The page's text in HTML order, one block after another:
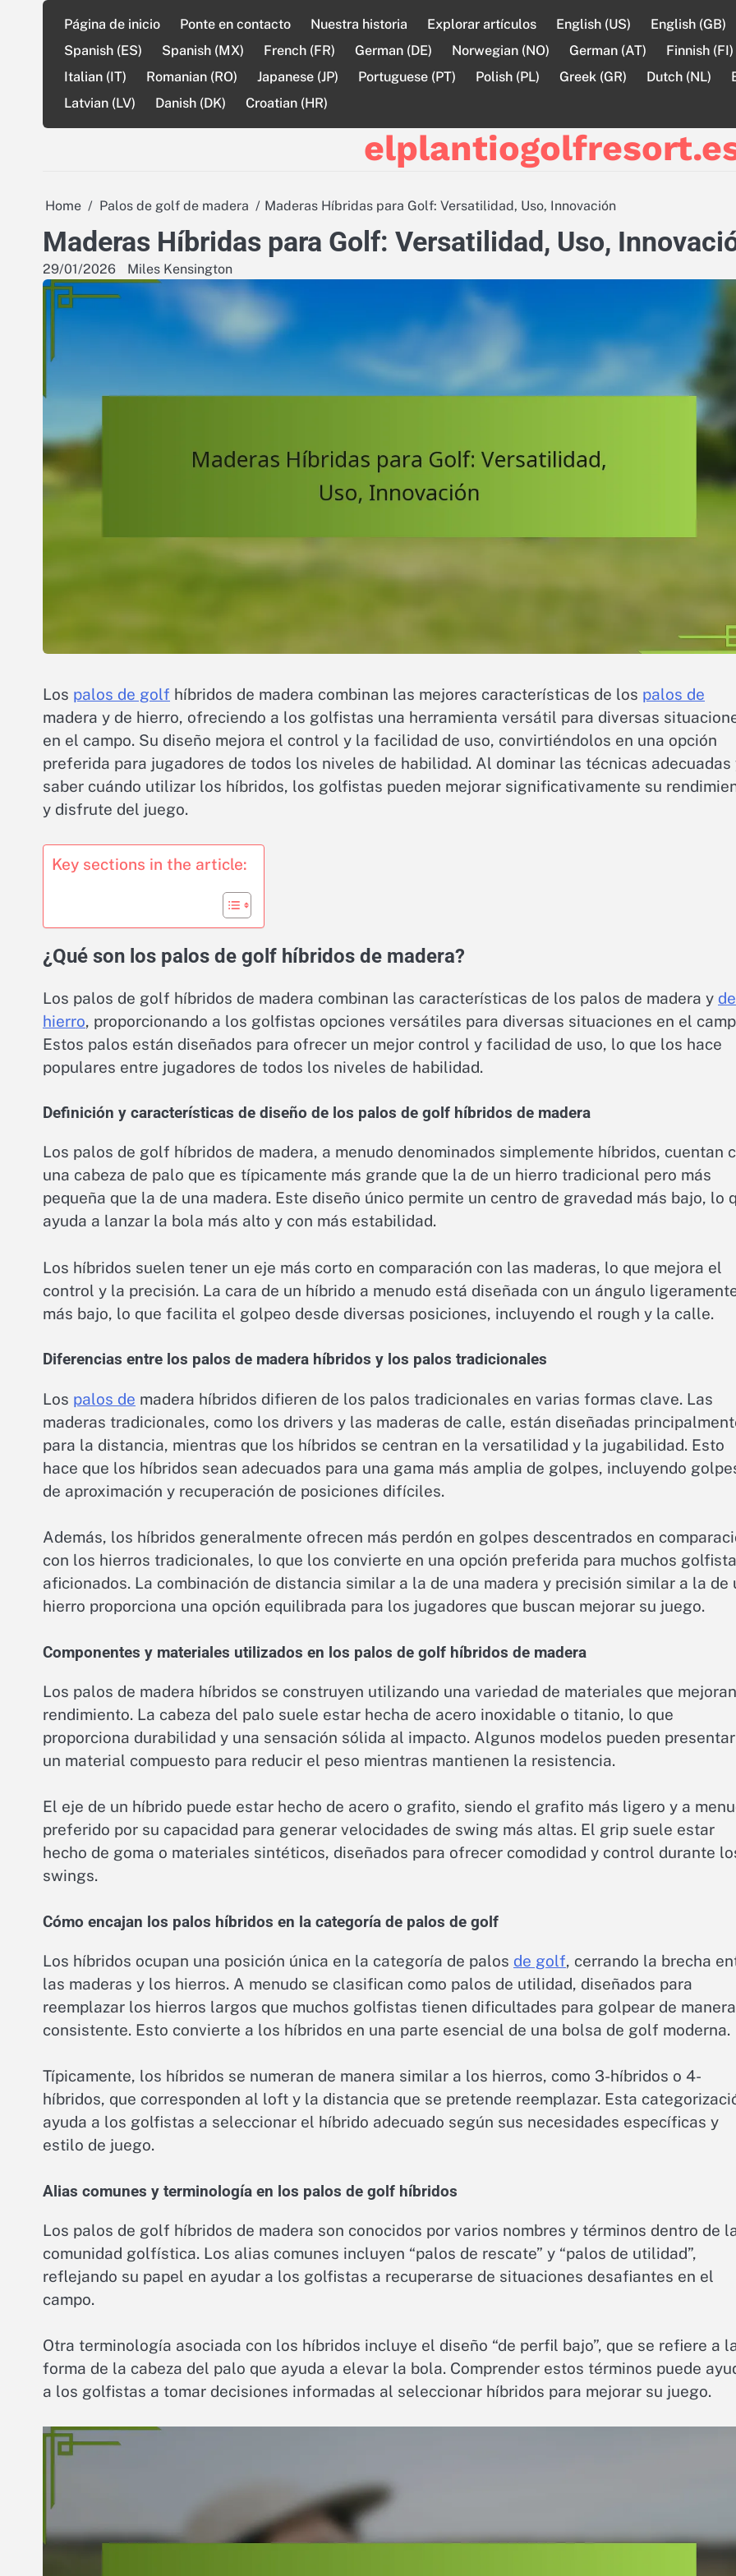
Página de inicio Ponte en contacto Nuestra historia Explorar artículos English (US) English (GB)
Spanish (ES)
Spanish (MX) French (FR) German (DE) Norwegian (NO) German (AT) Finnish (FI)
Italian (IT)
Romanian (RO) Japanese (JP) Portuguese (PT) Polish (PL) Greek (GR) Dutch (NL)
Latvian (LV)
Danish (DK) Croatian (HR)
Home Palos de golf de madera Maderas Híbridas para Golf: Versatilidad, Uso, Innovación
Maderas Híbridas para Golf: Versatilidad, Uso,
29/01/2026 Miles Kensington
Los palos de golf híbridos de madera combinan las mejores características de los palos de
madera y de hierro, ofreciendo a los golfistas una herramienta versátil para diversas
en el campo. Su diseño mejora el control y la facilidad de uso, convirtiéndolos en una opción
preferida para jugadores de todos los niveles de habilidad. Al dominar las técnicas adecuadas
saber cuándo utilizar los híbridos, los golfistas pueden mejorar significativamente su
y disfrute del juego.
Key sections in the article:
¿Qué son los palos de golf híbridos de madera?
Los palos de golf híbridos de madera combinan las características de los palos de madera y de
hierro, proporcionando a los golfistas opciones versátiles para diversas situaciones en el
Estos palos están diseñados para ofrecer un mejor control y facilidad de uso, lo que los hace
populares entre jugadores de todos los niveles de habilidad.
Definición y características de diseño de los palos de golf híbridos de madera
Los palos de golf híbridos de madera, a menudo denominados simplemente híbridos, cuentan
una cabeza de palo que es típicamente más grande que la de un hierro tradicional pero más
pequeña que la de una madera. Este diseño único permite un centro de gravedad más bajo, lo
ayuda a lanzar la bola más alto y con más estabilidad.
Los híbridos suelen tener un eje más corto en comparación con las maderas, lo que mejora el
control y la precisión. La cara de un híbrido a menudo está diseñada con un ángulo
más bajo, lo que facilita el golpeo desde diversas posiciones, incluyendo el rough y la calle.
Diferencias entre los palos de madera híbridos y los palos tradicionales
Los palos de madera híbridos difieren de los palos tradicionales en varias formas clave. Las
maderas tradicionales, como los drivers y las maderas de calle, están diseñadas
para la distancia, mientras que los híbridos se centran en la versatilidad y la jugabilidad. Esto
hace que los híbridos sean adecuados para una gama más amplia de golpes, incluyendo
de aproximación y recuperación de posiciones difíciles.
Además, los híbridos generalmente ofrecen más perdón en golpes descentrados en
con los hierros tradicionales, lo que los convierte en una opción preferida para muchos
aficionados. La combinación de distancia similar a la de una madera y precisión similar a la de
hierro proporciona una opción equilibrada para los jugadores que buscan mejorar su juego.
Componentes y materiales utilizados en los palos de golf híbridos de madera
Los palos de madera híbridos se construyen utilizando una variedad de materiales que
rendimiento. La cabeza del palo suele estar hecha de acero inoxidable o titanio, lo que
proporciona durabilidad y una sensación sólida al impacto. Algunos modelos pueden presentar
un material compuesto para reducir el peso mientras mantienen la resistencia.
El eje de un híbrido puede estar hecho de acero o grafito, siendo el grafito más ligero y a
preferido por su capacidad para generar velocidades de swing más altas. El grip suele estar
hecho de goma o materiales sintéticos, diseñados para ofrecer comodidad y control durante
swings.
Cómo encajan los palos híbridos en la categoría de palos de golf
Los híbridos ocupan una posición única en la categoría de palos de golf, cerrando la brecha
las maderas y los hierros. A menudo se clasifican como palos de utilidad, diseñados para
reemplazar los hierros largos que muchos golfistas tienen dificultades para golpear de manera
consistente. Esto convierte a los híbridos en una parte esencial de una bolsa de golf moderna.
Típicamente, los híbridos se numeran de manera similar a los hierros, como 3-híbridos o 4-
híbridos, que corresponden al loft y la distancia que se pretende reemplazar. Esta
ayuda a los golfistas a seleccionar el híbrido adecuado según sus necesidades específicas y
estilo de juego.
Alias comunes y terminología en los palos de golf híbridos
Los palos de golf híbridos de madera son conocidos por varios nombres y términos dentro de
comunidad golfística. Los alias comunes incluyen “palos de rescate” y “palos de utilidad”,
reflejando su papel en ayudar a los golfistas a recuperarse de situaciones desafiantes en el
campo.
Otra terminología asociada con los híbridos incluye el diseño “de perfil bajo”, que se refiere a
forma de la cabeza del palo que ayuda a elevar la bola. Comprender estos términos puede
a los golfistas a tomar decisiones informadas al seleccionar híbridos para mejorar su juego.